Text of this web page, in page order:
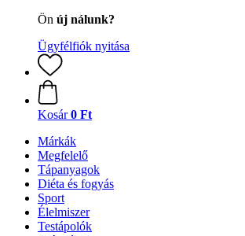
Ön új nálunk?
Ügyfélfiók nyitása
Kosár 0 Ft
Márkák
Megfelelő
Tápanyagok
Diéta és fogyás
Sport
Élelmiszer
Testápolók